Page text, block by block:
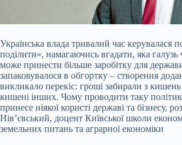
Українська влада тривалий час керувалася
поділити», намагаючись вгадати, яка
може принести більше заробітку для
запаковувалося в обгортку – створення
викликало перекіс: гроші забирали з
кишені інших. Чому проводити таку
принесе ніякої користі державі та бізнесу,
Нів’євський, доцент Київської школи
земельних питань та аграрної економіки